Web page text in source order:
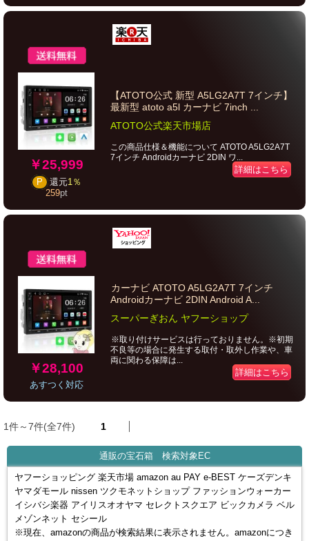
￥25,999
P 還元1％
259pt
【ATOTO公式 新型 A5LG2A7T 7インチ】
最新型 atoto a5l カーナビ 7inch ...
ATOTO公式楽天市場店
この商品仕様＆機能について ATOTO A5LG2A7T
7インチ Androidカーナビ 2DIN ワ...
詳細はこちら
￥28,100
あすつく対応
カーナビ ATOTO A5LG2A7T 7インチ
Androidカーナビ 2DIN Android A...
スーパーぎおん ヤフーショップ
※取り付けサービスは行っておりません。※初期
不良等の場合に発生する取付・取外し作業や、車
両に関わる保障は...
詳細はこちら
1件～7件(全7件) 1
通販の宝石箱 検索対象EC
ヤフーショッピング 楽天市場 amazon au PAY e-BEST ケーズデンキ
ヤマダモール nissen ツクモネットショップ ファッションウォーカー
イシバシ楽器 アイリスオオヤマ セレクトスクエア ビックカメラ ベル
メゾンネット セシール
※現在、amazonの商品が検索結果に表示されません。amazonにつき